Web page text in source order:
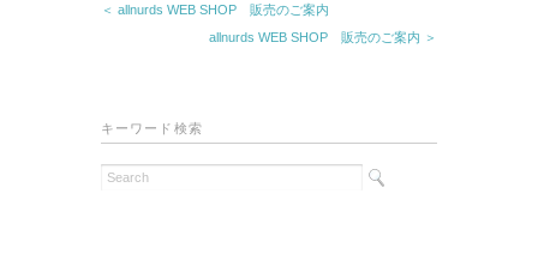
＜ allnurds WEB SHOP 販売のご案内
allnurds WEB SHOP 販売のご案内 ＞
キーワード検索